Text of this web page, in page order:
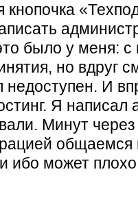
кнопочка
было у меня: с
но вдруг
недоступен. И
Я написал
Минут
общаемся
ибо может плохо